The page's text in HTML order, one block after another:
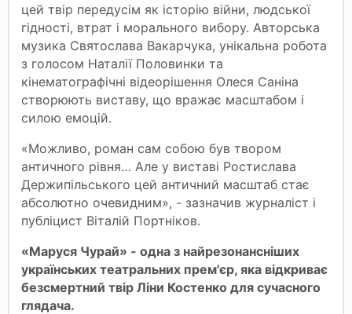
цей твір передусім як історію війни, людської
гідності, втрат і морального вибору. Авторська
музика Святослава Вакарчука, унікальна робота
з голосом Наталії Половинки та
кінематографічні відеорішення Олеся Саніна
створюють виставу, що вражає масштабом і
силою емоцій.
«Можливо, роман сам собою був твором
античного рівня… Але у виставі Ростислава
Держипільського цей античний масштаб стає
абсолютно очевидним», - зазначив журналіст і
публіцист Віталій Портніков.
«Маруся Чурай» - одна з найрезонансніших
українських театральних прем'єр, яка відкриває
безсмертний твір Ліни Костенко для сучасного
глядача.